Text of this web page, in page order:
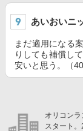
あいおいニ
まだ適用になる
りしても補償し
安いと思う。（40
オリコン
スタート